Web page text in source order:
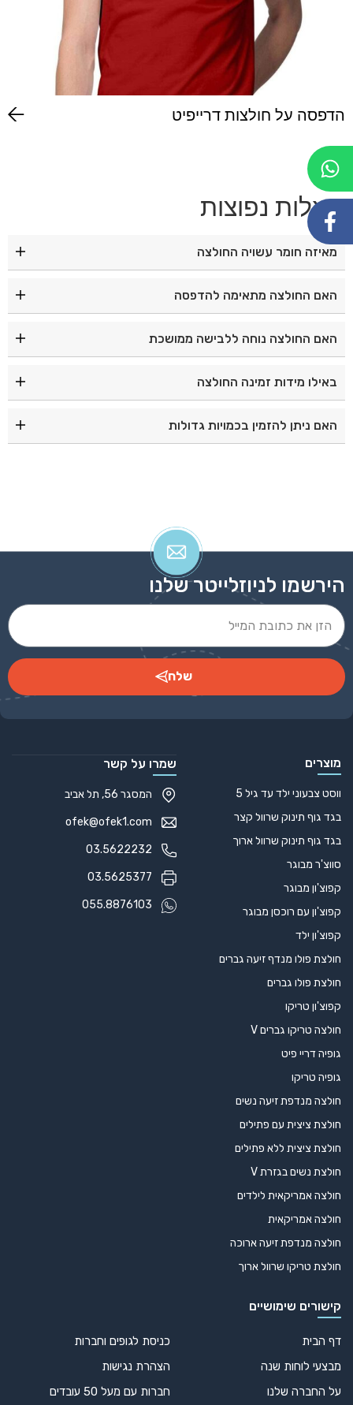
הדפסה על חולצות דרייפיט
שאלות נפוצות
מאיזה חומר עשויה החולצה
האם החולצה מתאימה להדפסה
וקבוצות.
האם החולצה נוחה ללבישה ממושכת
באילו מידות זמינה החולצה
טבלת המידות לפני ההזמנה.
האם ניתן להזמין בכמויות גדולות
הירשמו לניוזלייטר שלנו
שלח
מוצרים
ווסט צבעוני ילד עד גיל 5
בגד גוף תינוק שרוול קצר
בגד גוף תינוק שרוול ארוך
סווצ'ר מבוגר
קפוצ'ון מבוגר
קפוצ'ון עם רוכסן מבוגר
קפוצ'ון ילד
חולצת פולו מנדף זיעה גברים
חולצת פולו גברים
קפוצ'ון טריקו
חולצה טריקו גברים V
גופיה דריי פיט
גופיה טריקו
חולצה מנדפת זיעה נשים
חולצת ציצית עם פתילים
חולצת ציצית ללא פתילים
חולצת נשים בגזרת V
חולצה אמריקאית לילדים
חולצה אמריקאית
חולצה מנדפת זיעה ארוכה
חולצת טריקו שרוול ארוך
קישורים שימושיים
דף הבית
מבצעי לוחות שנה
על החברה שלנו
כניסת לגופים וחברות
הצהרת נגישות
חברות עם מעל 50 עובדים
שמרו על קשר
המסגר 56, תל אביב
ofek@ofek1.com
03.5622232
03.5625377
055.8876103